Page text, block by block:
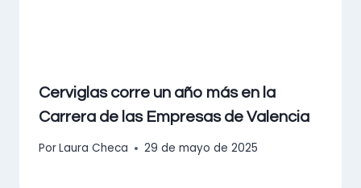
Cerviglas corre un año más en la
Carrera de las Empresas de Valencia
PorLaura Checa 29 de mayo de 2025